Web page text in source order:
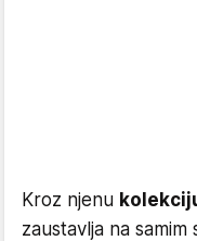
Kroz njenu
zaustavlja na